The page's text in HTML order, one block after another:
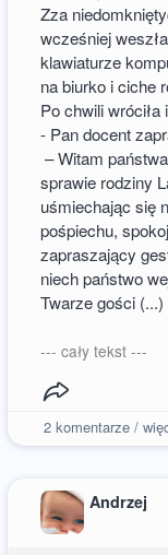
Zza
wcześniej
klawiaturze
na biurko i ciche
Po chwili wróciła
- Pan docent
– Witam
sprawie rodziny
uśmiechając się
pośpiechu,
zapraszający
niech państwo
Twarze gości (...)
--- cały tekst ---
2komentarze /
Andrzej